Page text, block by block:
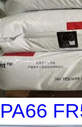
PA66